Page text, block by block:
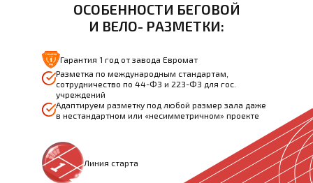
ОСОБЕННОСТИ БЕГОВОЙ
И ВЕЛО- РАЗМЕТКИ:
Разметка по международным стандартам,
сотрудничество по 44-ФЗ и 223-ФЗ для гос.
учреждений
Гарантия 1 год от завода Евромат
Адаптируем разметку под любой размер зала даже
в нестандартном или «несимметричном» проекте
Линия старта